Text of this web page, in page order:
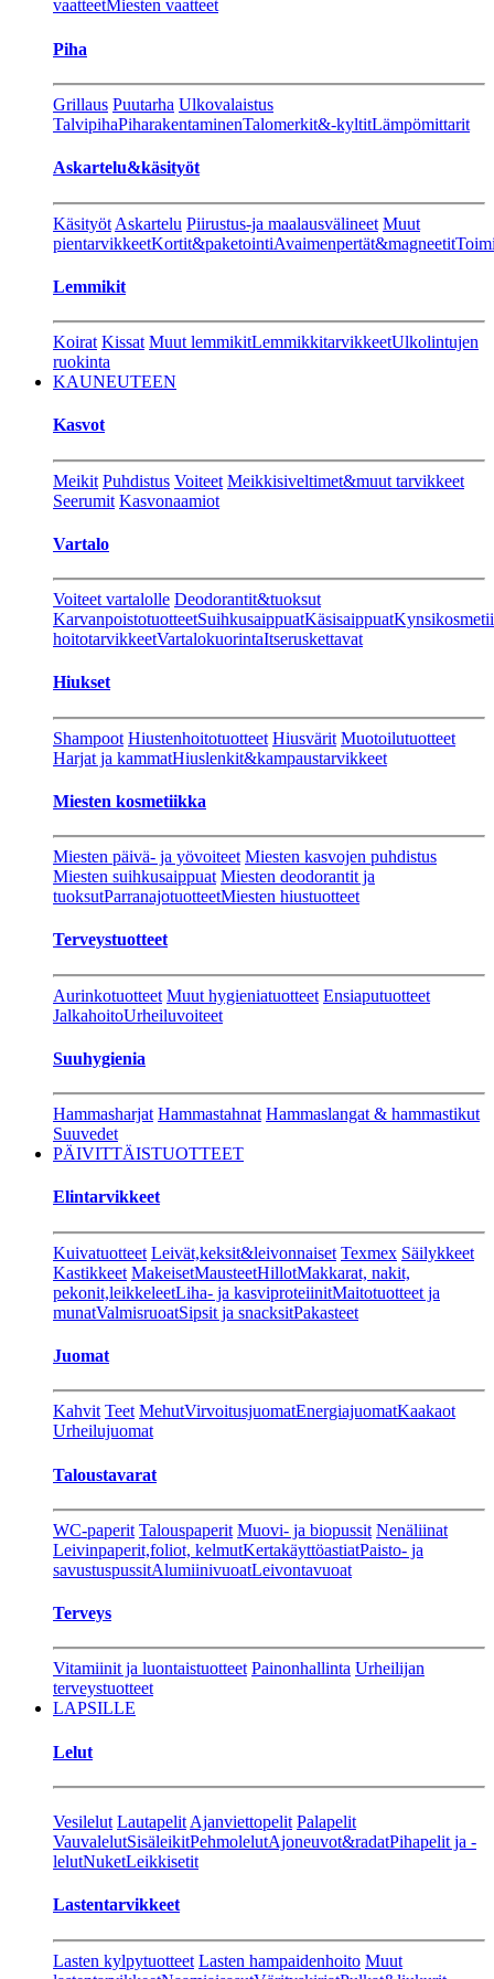
vaatteetMiesten vaatteet
Piha
Grillaus Puutarha Ulkovalaistus
TalvipihaPiharakentaminenTalomerkit&-kyltitLämpömittarit
Askartelu&käsityöt
Käsityöt Askartelu Piirustus-ja maalausvälineet Muut
pientarvikkeetKortit&paketointiAvaimenpertät&magneetit
Lemmikit
Koirat Kissat Muut lemmikitLemmikkitarvikkeetUlkolintujen
ruokinta
KAUNEUTEEN
Kasvot
Meikit Puhdistus Voiteet Meikkisiveltimet&muut tarvikkeet
Seerumit Kasvonaamiot
Vartalo
Voiteet vartalolle Deodorantit&tuoksut
KarvanpoistotuotteetSuihkusaippuatKäsisaippuat
hoitotarvikkeetVartalokuorintaItseruskettavat
Hiukset
Shampoot Hiustenhoitotuotteet Hiusvärit Muotoilutuotteet
Harjat ja kammatHiuslenkit&kampaustarvikkeet
Miesten kosmetiikka
Miesten päivä- ja yövoiteet Miesten kasvojen puhdistus
Miesten suihkusaippuat Miesten deodorantit ja
tuoksutParranajotuotteetMiesten hiustuotteet
Terveystuotteet
Aurinkotuotteet Muut hygieniatuotteet Ensiaputuotteet
JalkahoitoUrheiluvoiteet
Suuhygienia
Hammasharjat Hammastahnat Hammaslangat & hammastikut
Suuvedet
PÄIVITTÄISTUOTTEET
Elintarvikkeet
Kuivatuotteet Leivät,keksit&leivonnaiset Texmex Säilykkeet
Kastikkeet MakeisetMausteetHillotMakkarat, nakit,
pekonit,leikkeleetLiha- ja kasviproteiinitMaitotuotteet ja
munatValmisruoatSipsit ja snacksitPakasteet
Juomat
Kahvit Teet MehutVirvoitusjuomatEnergiajuomatKaakaot
Urheilujuomat
Taloustavarat
WC-paperit Talouspaperit Muovi- ja biopussit Nenäliinat
Leivinpaperit,foliot, kelmutKertakäyttöastiatPaisto- ja
savustuspussitAlumiinivuoatLeivontavuoat
Terveys
Vitamiinit ja luontaistuotteet Painonhallinta Urheilijan
terveystuotteet
LAPSILLE
Lelut
Vesilelut Lautapelit Ajanviettopelit Palapelit
VauvalelutSisäleikitPehmolelutAjoneuvot&radatPihapelit ja -
lelutNuketLeikkisetit
Lastentarvikkeet
Lasten kylpytuotteet Lasten hampaidenhoito Muut